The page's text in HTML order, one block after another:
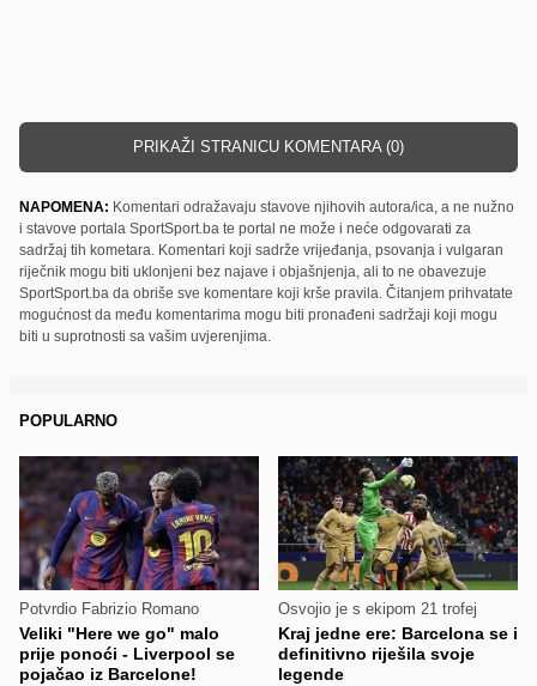
PRIKAŽI STRANICU KOMENTARA (0)
NAPOMENA: Komentari odražavaju stavove njihovih autora/ica, a ne nužno
i stavove portala SportSport.ba te portal ne može i neće odgovarati za
sadržaj tih kometara. Komentari koji sadrže vrijeđanja, psovanja i vulgaran
riječnik mogu biti uklonjeni bez najave i objašnjenja, ali to ne obavezuje
SportSport.ba da obriše sve komentare koji krše pravila. Čitanjem prihvatate
mogućnost da među komentarima mogu biti pronađeni sadržaji koji mogu
biti u suprotnosti sa vašim uvjerenjima.
POPULARNO
Potvrdio Fabrizio Romano
Veliki "Here we go" malo
prije ponoći - Liverpool se
pojačao iz Barcelone!
Osvojio je s ekipom 21 trofej
Kraj jedne ere: Barcelona se i
definitivno riješila svoje
legende